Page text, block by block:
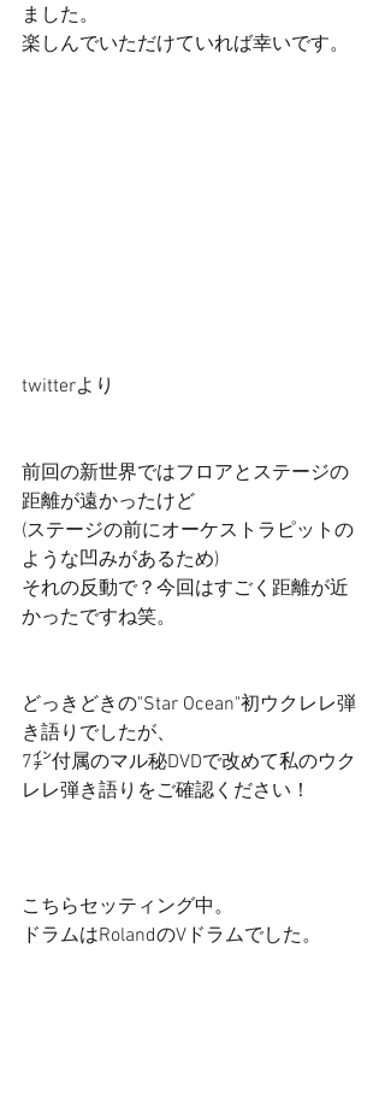
ました。
楽しんでいただけていれば幸いです。
twitterより
前回の新世界ではフロアとステージの
距離が遠かったけど
(ステージの前にオーケストラピットの
ような凹みがあるため)
それの反動で？今回はすごく距離が近
かったですね笑。
どっきどきの"Star Ocean"初ウクレレ弾
き語りでしたが、
7㌅付属のマル秘DVDで改めて私のウク
レレ弾き語りをご確認ください！
こちらセッティング中。
ドラムはRolandのVドラムでした。